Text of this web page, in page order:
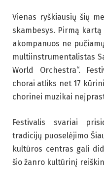
Vienas ryškiausių šių
skambesys. Pirmą
akompanuos ne
multiinstrumentalistas
World Orchestra“.
chorai atliks net 17
chorinei muzikai
Festivalis svariai
tradicijų puoselėjimo
kultūros centras gali
šio žanro kultūrinį